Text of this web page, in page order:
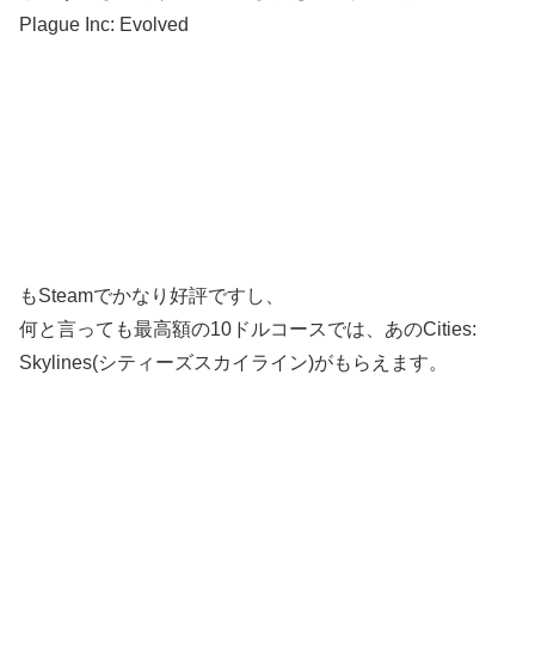
Plague Inc: Evolved
もSteamでかなり好評ですし、
何と言っても最高額の10ドルコースでは、あのCities:
Skylines(シティーズスカイライン)がもらえます。